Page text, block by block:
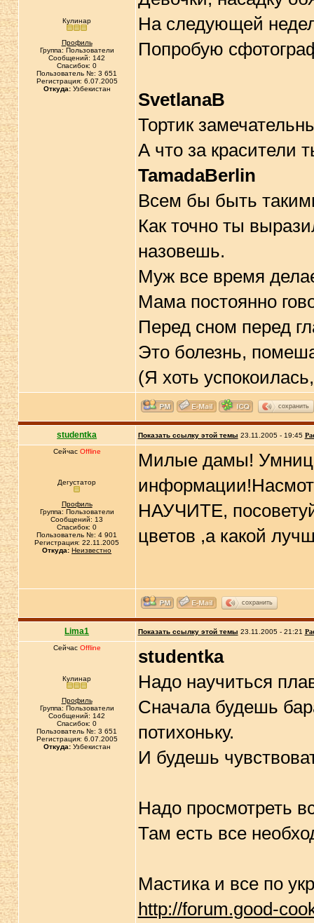
Кулинар
Профиль
Группа: Пользователи
Сообщений: 142
Спасибок: 0
Пользователь №: 3 651
Регистрация: 6.07.2005
Откуда:Узбекистан
На следующей
Попробую
SvetlanaB
Тортик
А что за красители
TamadaBerlin
Всем бы быть
Как точно ты
назовешь.
Муж все время
Мама постоянно
Перед сном перед
Это болезнь,
(Я хоть
сохранить
studentka Показать ссылку этой темы 23.11.2005 - 19:45
Сейчас Offline
Дегустатор
Профиль
Группа: Пользователи
Сообщений: 13
Спасибок: 0
Пользователь №: 4 901
Регистрация: 22.11.2005
Откуда: Неизвестно
Милые дамы!
НАУЧИТЕ,
цветов ,а какой
сохранить
Lima1 Показать ссылку этой темы 23.11.2005 - 21:21
Сейчас Offline
Кулинар
Профиль
Группа: Пользователи
Сообщений: 142
Спасибок: 0
Пользователь №: 3 651
Регистрация: 6.07.2005
Откуда:Узбекистан
studentka
Надо научиться
Сначала будешь
потихоньку.
И будешь
Надо просмотреть
Там есть все
Мастика и все по
http://forum.good-